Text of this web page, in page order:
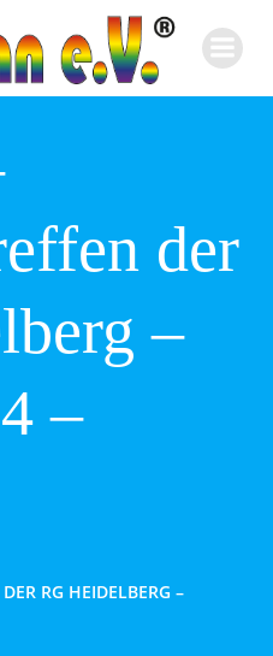
Inhalt
springen
der
–
–
RG HEIDELBERG –